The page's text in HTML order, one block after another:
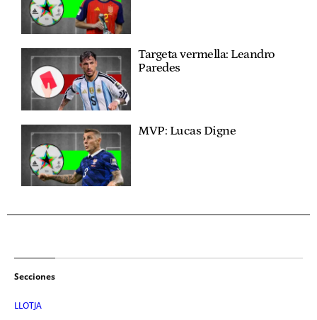
Targeta vermella: Leandro
Paredes
MVP: Lucas Digne
Secciones
LLOTJA